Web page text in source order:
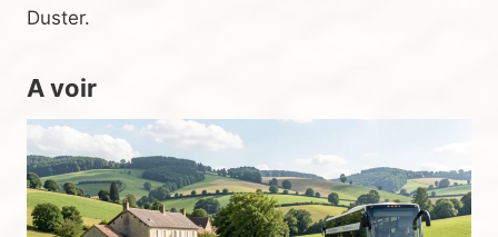
Duster.
A voir